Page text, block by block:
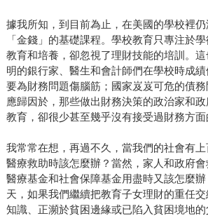
據我所知，到目前為止，在美國的學校裡
「金錢」的基礎課程。學校教育只專注於
教育和培養，卻忽視了理財技能的培訓。
明的銀行家、醫生和會計師們在學校時成
要為財務問題傷腦筋；國家岌岌可危的債
應歸因於，那些做出財務決策的政治家和
教育，卻很少甚至幾乎沒有接受過財務方面
我常常在想，再過不久，當我們的社會有
醫療救助時該怎麼辦？當然，家人和政府
醫療基金和社會保障基金用盡時又該怎麼
天，如果我們繼續把教育子女理財的重任
知識、正瀕於貧困邊緣或已陷入貧困境地